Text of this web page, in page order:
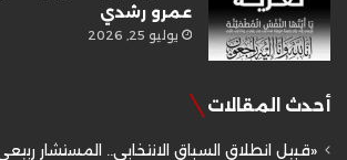
عمرو رشدي
يوليو 25, 2026
أحدث المقالات
«قبيل انطلاق السباق الانتخابي.. المستشار